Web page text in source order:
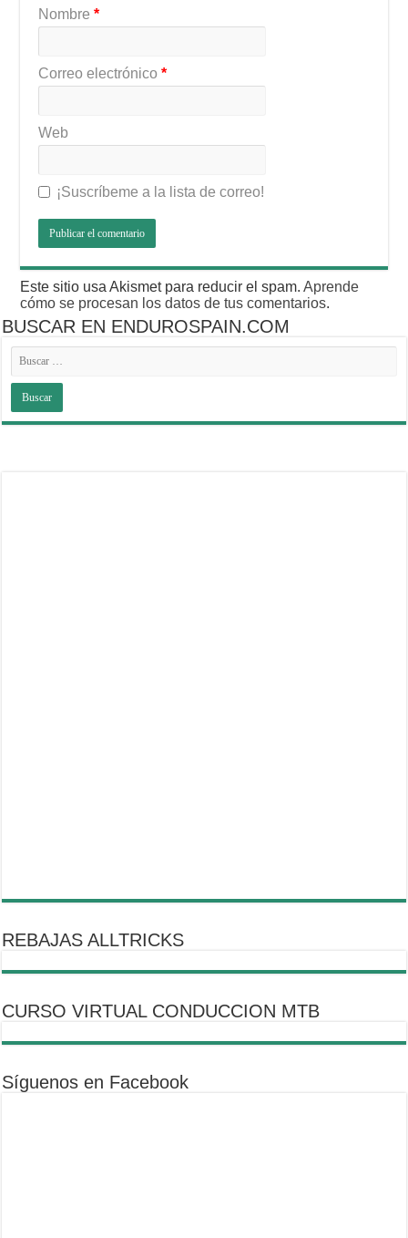
Nombre*
Correo electrónico*
Web
¡Suscríbeme a la lista de correo!
Este sitio usa Akismet para reducir el spam.Aprende
cómo se procesan los datos de tus comentarios.
BUSCAR EN ENDUROSPAIN.COM
REBAJAS ALLTRICKS
CURSO VIRTUAL CONDUCCION MTB
Síguenos en Facebook